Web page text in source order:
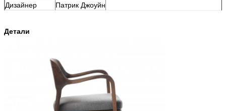
Дизайнер
Патрик Джоуйн
Детали